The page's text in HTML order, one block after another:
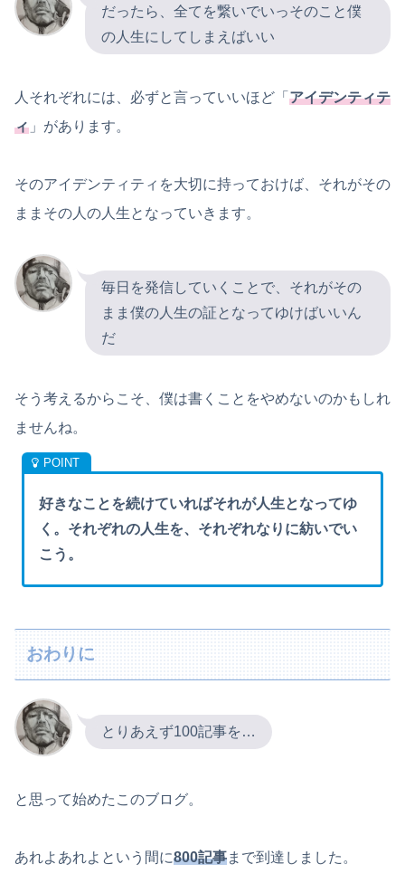
だったら、全てを繋いでいっそのこと僕
の人生にしてしまえばいい
人それぞれには、必ずと言っていいほど「 アイデンティテ
ィ 」があります。
そのアイデンティティを大切に持っておけば、それがその
ままその人の人生となっていきます。
毎日を発信していくことで、それがその
まま僕の人生の証となってゆけばいいん
だ
そう考えるからこそ、僕は書くことをやめないのかもしれ
ませんね。
好きなことを続けていればそれが人生となってゆ
く。それぞれの人生を、それぞれなりに紡いでい
こう。
おわりに
とりあえず100記事を…
と思って始めたこのブログ。
あれよあれよという間に800記事まで到達しました。